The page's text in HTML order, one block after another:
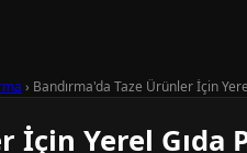
› Bandırma'da Taze Ürünler İçin
İçin Yerel